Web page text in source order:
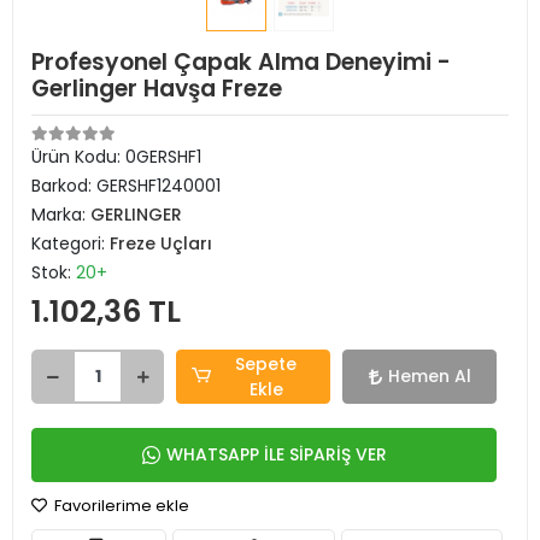
Profesyonel Çapak Alma Deneyimi -
Gerlinger Havşa Freze
Ürün Kodu: 0GERSHF1
Barkod: GERSHF1240001
Marka: GERLINGER
Kategori: Freze Uçları
Stok: 20+
1.102,36 TL
Sepete
Ekle
Hemen Al
WHATSAPP İLE SİPARİŞ VER
Favorilerime ekle